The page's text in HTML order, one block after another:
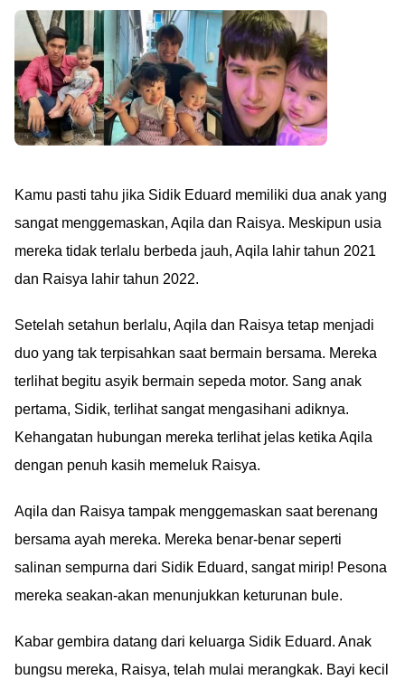
Kamu pasti tahu jika Sidik Eduard memiliki dua anak yang
sangat menggemaskan, Aqila dan Raisya. Meskipun usia
mereka tidak terlalu berbeda jauh, Aqila lahir tahun 2021
dan Raisya lahir tahun 2022.
Setelah setahun berlalu, Aqila dan Raisya tetap menjadi
duo yang tak terpisahkan saat bermain bersama. Mereka
terlihat begitu asyik bermain sepeda motor. Sang anak
pertama, Sidik, terlihat sangat mengasihani adiknya.
Kehangatan hubungan mereka terlihat jelas ketika Aqila
dengan penuh kasih memeluk Raisya.
Aqila dan Raisya tampak menggemaskan saat berenang
bersama ayah mereka. Mereka benar-benar seperti
salinan sempurna dari Sidik Eduard, sangat mirip! Pesona
mereka seakan-akan menunjukkan keturunan bule.
Kabar gembira datang dari keluarga Sidik Eduard. Anak
bungsu mereka, Raisya, telah mulai merangkak. Bayi kecil